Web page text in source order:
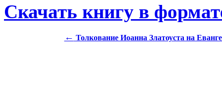
Скачать книгу в
← Толкование Иоанна Златоуста на